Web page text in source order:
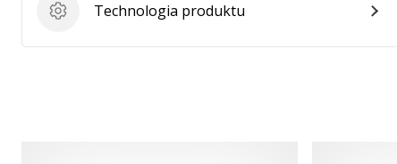
Technologia produktu
Technologia produktu